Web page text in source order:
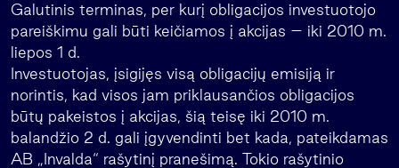
Galutinis terminas, per kurį obligacijos investuotojo
pareiškimu gali būti keičiamos į akcijas – iki 2010 m.
liepos 1 d.
Investuotojas, įsigijęs visą obligacijų emisiją ir
norintis, kad visos jam priklausančios obligacijos
būtų pakeistos į akcijas, šią teisę iki 2010 m.
balandžio 2 d. gali įgyvendinti bet kada, pateikdamas
AB „Invalda“ rašytinį pranešimą. Tokio rašytinio